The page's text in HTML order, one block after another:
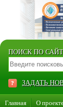
ПОИСК ПО
ЗАДАТЬ
Главная О